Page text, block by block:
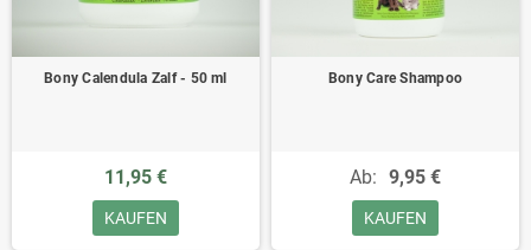
Bony Calendula Zalf - 50 ml
11,95 €
KAUFEN
Bony Care Shampoo
Ab: 9,95 €
KAUFEN